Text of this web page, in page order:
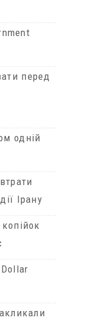
перед
одній
Ірану